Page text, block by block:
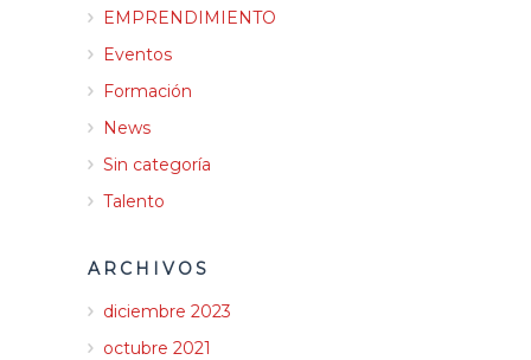
EMPRENDIMIENTO
Eventos
Formación
News
Sin categoría
Talento
ARCHIVOS
diciembre 2023
octubre 2021